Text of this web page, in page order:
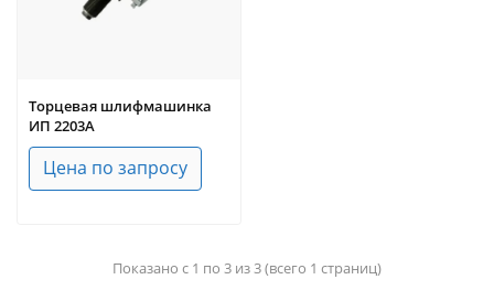
Торцевая шлифмашинка
ИП 2203А
Цена по запросу
Показано с 1 по 3 из 3 (всего 1 страниц)